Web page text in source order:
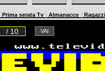
Prima serata Tv Almanacco Ragazzi
/ 10